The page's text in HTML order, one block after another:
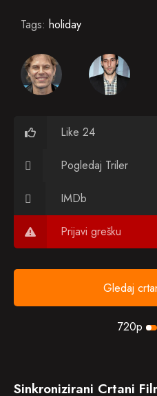
Tags: holiday
Like 24
Pogledaj Triler
IMDb
Prijavi grešku
Gledaj
720p
Sinkronizirani Crtani